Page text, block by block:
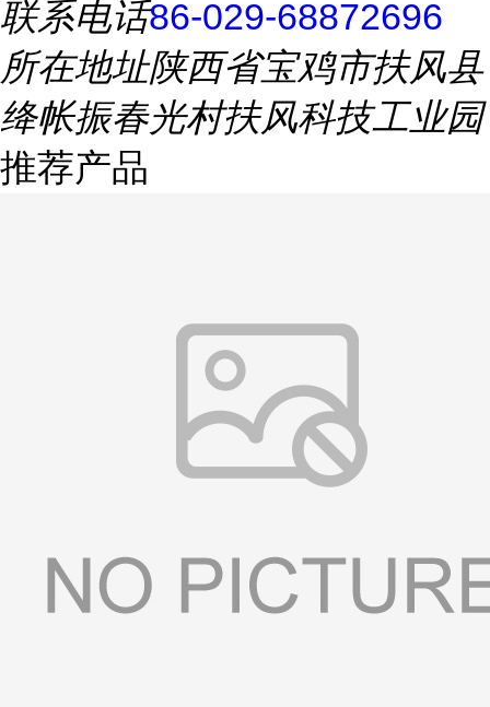
联系电话86-029-68872696
所在地址陕西省宝鸡市扶风县
绛帐振春光村扶风科技工业园
推荐产品